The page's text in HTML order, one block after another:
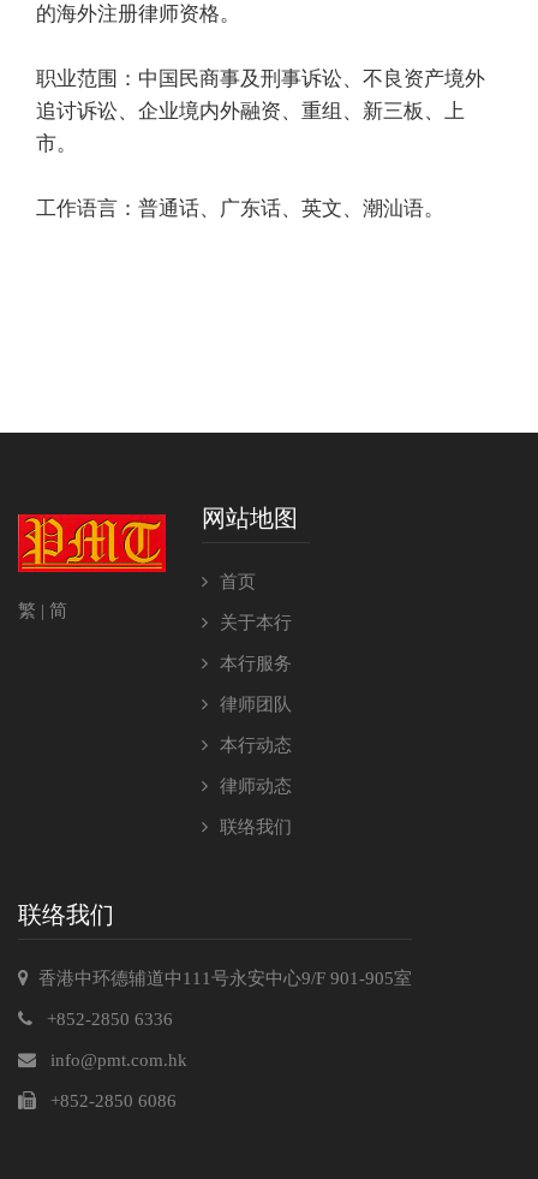
的海外注册律师资格。
职业范围：中国民商事及刑事诉讼、不良资产境外
追讨诉讼、企业境内外融资、重组、新三板、上
市。
工作语言：普通话、广东话、英文、潮汕语。
繁 | 简
网站地图
首页
关于本行
本行服务
律师团队
本行动态
律师动态
联络我们
联络我们
香港中环德辅道中111号永安中心9/F 901-905室
+852-2850 6336
info@pmt.com.hk
+852-2850 6086